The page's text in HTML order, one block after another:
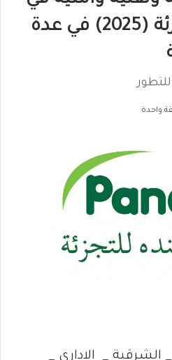
شركة بنده للتجزئة (2025) في عدة
واحدة
الشرقية _ الاداري _